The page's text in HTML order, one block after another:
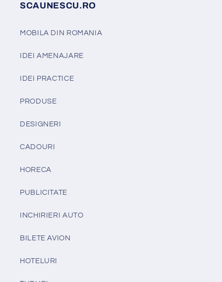
SCAUNESCU.RO
MOBILA DIN ROMANIA
IDEI AMENAJARE
IDEI PRACTICE
PRODUSE
DESIGNERI
CADOURI
HORECA
PUBLICITATE
INCHIRIERI AUTO
BILETE AVION
HOTELURI